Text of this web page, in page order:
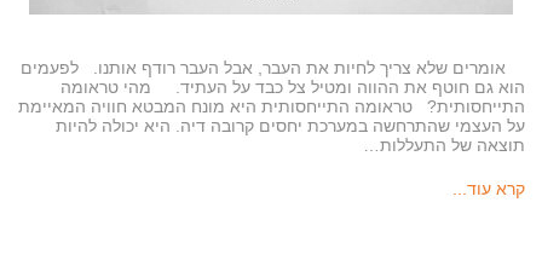
אומרים שלא צריך לחיות את העבר, אבל העבר רודף אותנו. לפעמים
הוא גם חוטף את ההווה ומטיל צל כבד על העתיד. מהי טראומה
התייחסותית? טראומה התייחסותית היא מונח המבטא חוויה המאיימת
על העצמי שהתרחשה במערכת יחסים קרובה דיה. היא יכולה להיות
תוצאה של התעללות…
קרא עוד...